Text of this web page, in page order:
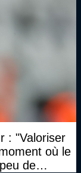
: "Valoriser
où le
de